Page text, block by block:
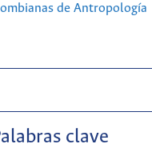
de Antropología
clave